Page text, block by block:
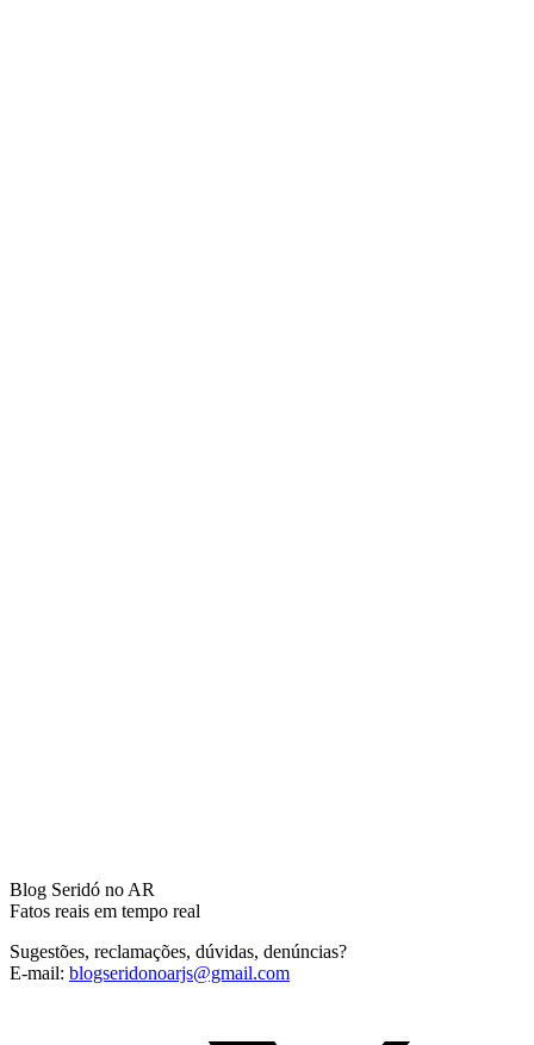
Blog Seridó no AR
Fatos reais em tempo real
Sugestões, reclamações, dúvidas, denúncias?
E-mail: blogseridonoarjs@gmail.com